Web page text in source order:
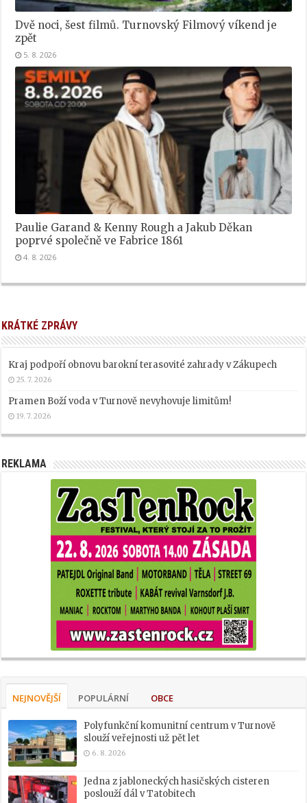
Dvě noci, šest filmů. Turnovský Filmový víkend je
zpět
5. 8. 2026
Paulie Garand & Kenny Rough a Jakub Děkan
poprvé společně ve Fabrice 1861
4. 8. 2026
KRÁTKÉ ZPRÁVY
Kraj podpoří obnovu barokní terasovité zahrady v Zákupech
25. 7. 2026
Pramen Boží voda v Turnově nevyhovuje limitům!
19. 7. 2026
REKLAMA
NEJNOVĚJŠÍ POPULÁRNÍ OBCE
Polyfunkční komunitní centrum v Turnově
slouží veřejnosti už pět let
6. 8. 2026
Jedna z jabloneckých hasičských cisteren
poslouží dál v Tatobitech